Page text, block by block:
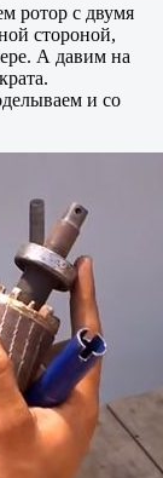
ротор с двумя
стороной,
А давим на
и со